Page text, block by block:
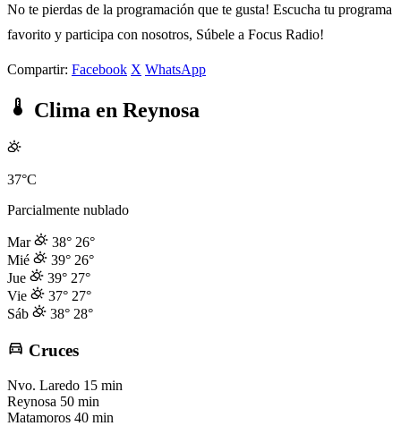
No te pierdas de la programación que te gusta! Escucha tu programa
favorito y participa con nosotros, Súbele a Focus Radio!
Compartir: Facebook X WhatsApp
Clima en Reynosa
37°C
Parcialmente nublado
Mar 38° 26°
Mié
39° 26°
Jue
39° 27°
Vie
37° 27°
Sáb
38° 28°
Cruces
Nvo. Laredo 15 min
Reynosa 50 min
Matamoros 40 min